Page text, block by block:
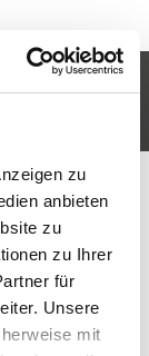
zu
anbieten
zu
zu Ihrer
für
Unsere
mit
UNSER TEAM